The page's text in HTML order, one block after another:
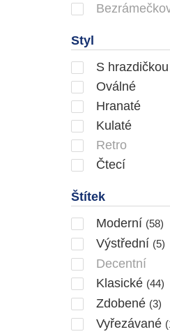
Styl
S hrazdičkou
Oválné
Hranaté
Kulaté
Retro
Čtecí
Štítek
Moderní (58)
Výstřední (5)
Decentní
Klasické (44)
Zdobené (3)
Vyřezávané